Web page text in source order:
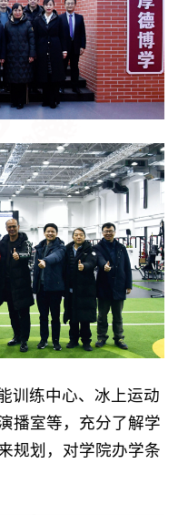
训练中心、冰上运动
播室等，充分了解学
规划，对学院办学条